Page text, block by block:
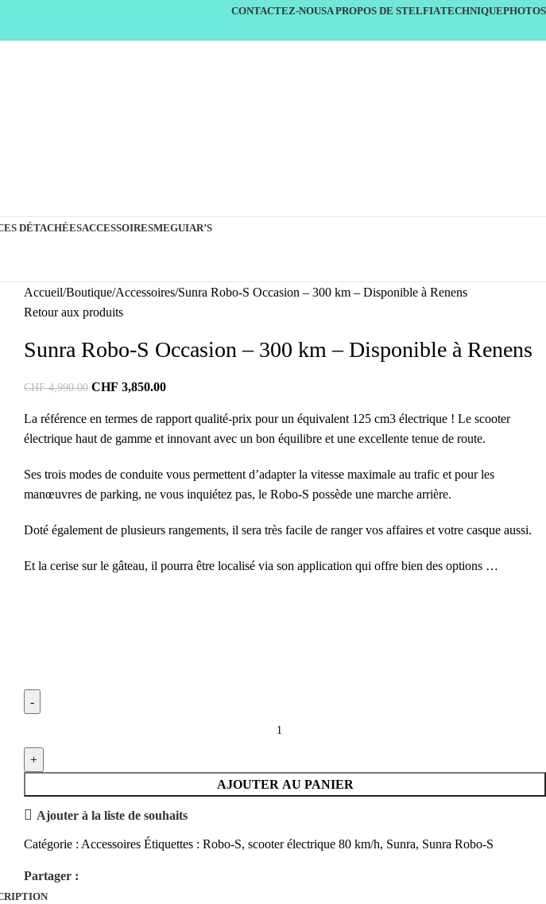
CONTACTEZ-NOUSA PROPOS DE STELFIATECHNIQUEPHOTOS
DÉTACHÉESACCESSOIRESMEGUIAR’S
Accueil Boutique Accessoires Sunra Robo-S Occasion – 300 km – Disponible à Renens
Retour aux produits
Sunra Robo-S Occasion – 300 km – Disponible à Renens
CHF4,990.00 CHF 3,850.00
La référence en termes de rapport qualité-prix pour un équivalent 125 cm3 électrique ! Le scooter
électrique haut de gamme et innovant avec un bon équilibre et une excellente tenue de route.
Ses trois modes de conduite vous permettent d’adapter la vitesse maximale au trafic et pour les
manœuvres de parking, ne vous inquiétez pas, le Robo-S possède une marche arrière.
Doté également de plusieurs rangements, il sera très facile de ranger vos affaires et votre casque aussi.
Et la cerise sur le gâteau, il pourra être localisé via son application qui offre bien des options …
AJOUTER AU PANIER
Ajouter à la liste de souhaits
Catégorie : Accessoires Étiquettes : Robo-S, scooter électrique 80 km/h, Sunra, Sunra Robo-S
Partager :